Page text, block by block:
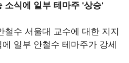
식에 일부 테마주 '상승'
철수 서울대 교수에 대한 지지
일부 안철수 테마주가 강세